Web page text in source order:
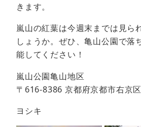
きます。
嵐山の紅葉は今週末までは見ら
しょうか。ぜひ、亀山公園で落
能してください！
嵐山公園亀山地区
〒616-8386 京都府京都市右京
ヨシキ